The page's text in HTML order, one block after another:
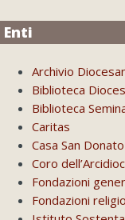
Enti
Archivio
Biblioteca
Biblioteca
Caritas
Casa San Donato
Coro
Fondazioni
Fondazioni